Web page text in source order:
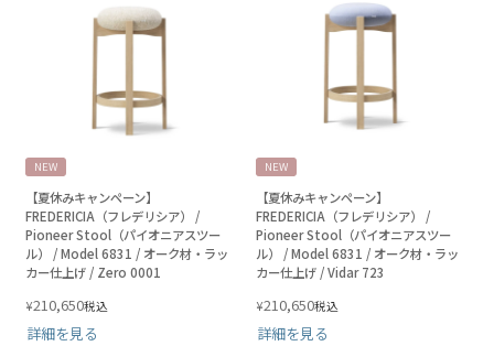
NEW
【夏休みキャンペーン】
FREDERICIA（フレデリシア） /
Pioneer Stool（パイオニアスツー
ル） / Model 6831 / オーク材・ラッ
カー仕上げ / Zero 0001
¥210,650税込
詳細を見る
NEW
【夏休みキャンペーン】
FREDERICIA（フレデリシア） /
Pioneer Stool（パイオニアスツー
ル） / Model 6831 / オーク材・ラッ
カー仕上げ / Vidar 723
¥210,650税込
詳細を見る